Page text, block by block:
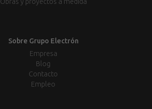
Obras y proyectos a medida
Sobre Grupo Electrón
Empresa
Blog
Contacto
Empleo